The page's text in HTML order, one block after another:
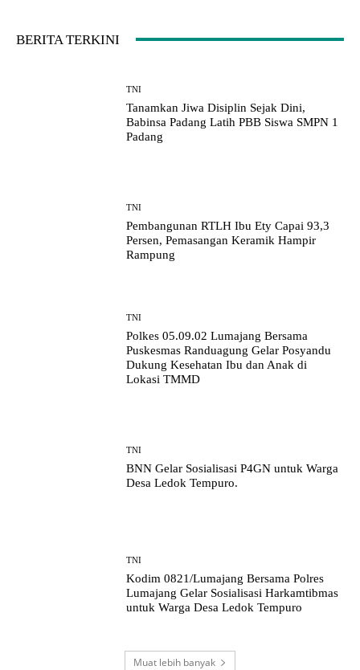
BERITA TERKINI
TNI
Tanamkan Jiwa Disiplin Sejak Dini,
Babinsa Padang Latih PBB Siswa SMPN 1
Padang
TNI
Pembangunan RTLH Ibu Ety Capai 93,3
Persen, Pemasangan Keramik Hampir
Rampung
TNI
Polkes 05.09.02 Lumajang Bersama
Puskesmas Randuagung Gelar Posyandu
Dukung Kesehatan Ibu dan Anak di
Lokasi TMMD
TNI
BNN Gelar Sosialisasi P4GN untuk Warga
Desa Ledok Tempuro.
TNI
Kodim 0821/Lumajang Bersama Polres
Lumajang Gelar Sosialisasi Harkamtibmas
untuk Warga Desa Ledok Tempuro
Muat lebih banyak